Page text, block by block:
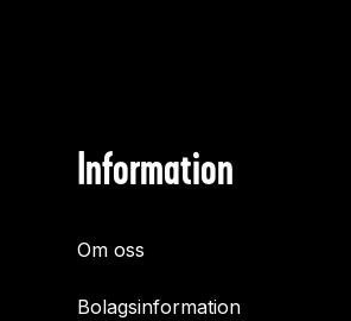
Information
Om oss
Bolagsinformation